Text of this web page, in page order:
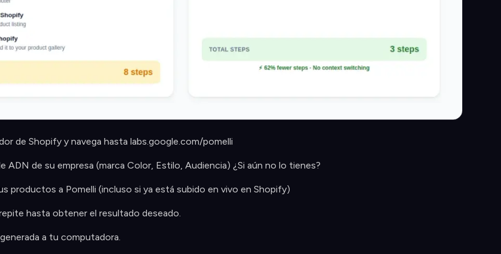
de Shopify y navega hasta labs.google.com/pomelli
ADN de su empresa (marca Color, Estilo, Audiencia) ¿Si aún no lo tienes?
productos a Pomelli (incluso si ya está subido en vivo en Shopify)
hasta obtener el resultado deseado.
a tu computadora.